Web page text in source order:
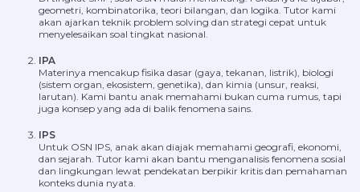
geometri, kombinatorika, teori bilangan, dan logika. Tutor kami
akan ajarkan teknik problem solving dan strategi cepat untuk
menyelesaikan soal tingkat nasional.
IPA
Materinya mencakup fisika dasar (gaya, tekanan, listrik), biologi
(sistem organ, ekosistem, genetika), dan kimia (unsur, reaksi,
larutan). Kami bantu anak memahami bukan cuma rumus, tapi
juga konsep yang ada di balik fenomena sains.
IPS
Untuk OSN IPS, anak akan diajak memahami geografi, ekonomi,
dan sejarah. Tutor kami akan bantu menganalisis fenomena sosial
dan lingkungan lewat pendekatan berpikir kritis dan pemahaman
konteks dunia nyata.